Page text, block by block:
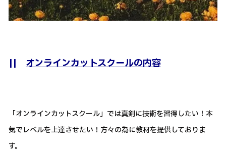
|| オンラインカットスクールの内容
「オンラインカットスクール」では真剣に技術を習得したい！本
気でレベルを上達させたい！方々の為に教材を提供しておりま
す。